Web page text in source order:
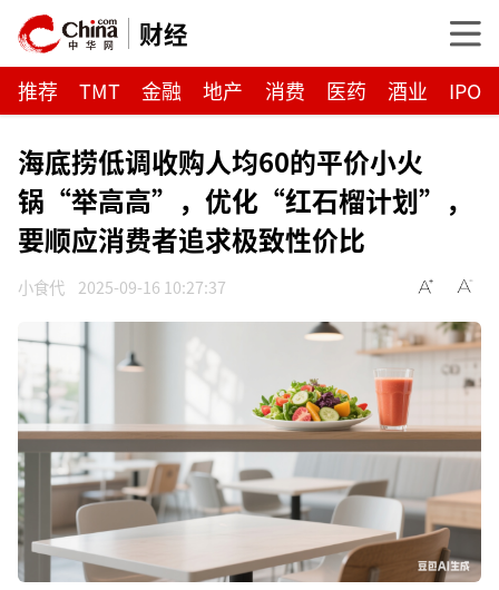
财经
推荐 TMT 金融 地产 消费 医药 酒业 IPO
海底捞低调收购人均60的平价小火
锅“举高高”，优化“红石榴计划”，
要顺应消费者追求极致性价比
小食代 2025-09-16 10:27:37